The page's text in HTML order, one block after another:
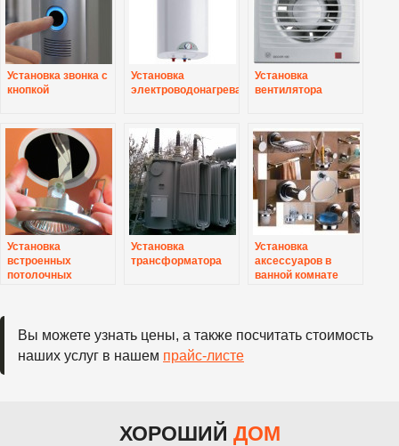
Установка звонка с
кнопкой
Установка
электроводонагревателя
Установка
вентилятора
Установка
встроенных
потолочных
Установка
трансформатора
Установка
аксессуаров в
ванной комнате
Вы можете узнать цены, а также посчитать стоимость
наших услуг в нашем прайс-листе
ХОРОШИЙ ДОМ